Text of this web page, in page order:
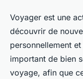
Voyager est une
découvrir de
personnellement
important de bien
voyage, afin que